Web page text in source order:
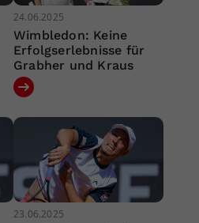
24.06.2025
Wimbledon: Keine
Erfolgserlebnisse für
Grabher und Kraus
23.06.2025